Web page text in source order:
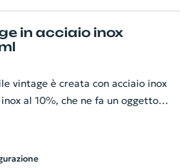
in acciaio inox
vintage è creata con acciaio inox
al 10%, che ne fa un oggetto
Con la sua capienza di